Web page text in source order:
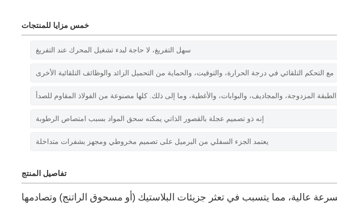
خمس مزايا للمنتجات
سهل التفريغ، لا حاجة لبدء تشغيل المحرك عند التفريغ
مع التحكم التلقائي في درجة الحرارة، والتوقيت، والحماية من التحميل الزائد والوظائف التلقائية الأخرى
المزدوجة، والمجاديف، والبوابات، والأغطية، وما إلى ذلك. كلها مصنوعة من الفولاذ المقاوم للصدأ
إنه ذو تصميم عجلة بالقصور الذاتي يمكنه سحق المواد بسبب امتصاص الرطوبة
يعتمد الجزء السفلي من البرميل على تصميم مخروطي ومجهز بشفرات متداخلة
تفاصيل المنتج
عالية، مما يتسبب في تعثر جزيئات البلاستيك (أو مسحوق الراتنج) وتصادمها